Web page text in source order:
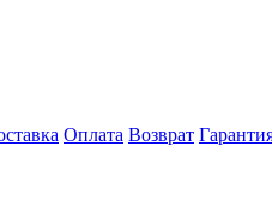
Оплата Возврат